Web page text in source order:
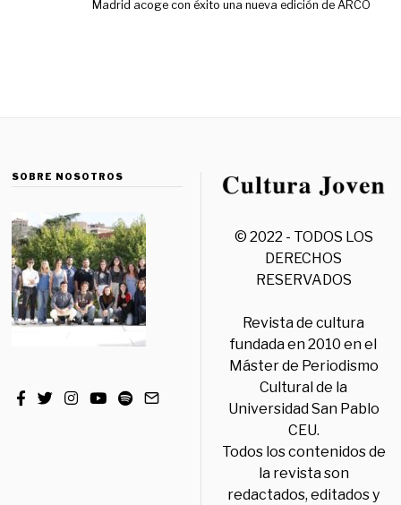
Madrid acoge con éxito una nueva edición de ARCO
SOBRE NOSOTROS
© 2022 - TODOS LOS
DERECHOS
RESERVADOS
Revista de cultura
fundada en 2010 en el
Máster de Periodismo
Cultural de la
Universidad San Pablo
CEU.
Todos los contenidos de
la revista son
redactados, editados y